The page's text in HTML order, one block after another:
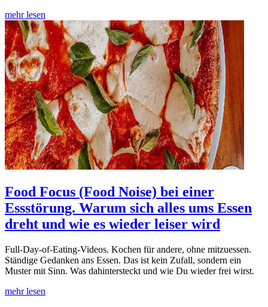
mehr lesen
Food Focus (Food Noise) bei einer
Essstörung. Warum sich alles ums Essen
dreht und wie es wieder leiser wird
Full-Day-of-Eating-Videos. Kochen für andere, ohne mitzuessen.
Ständige Gedanken ans Essen. Das ist kein Zufall, sondern ein
Muster mit Sinn. Was dahintersteckt und wie Du wieder frei wirst.
mehr lesen